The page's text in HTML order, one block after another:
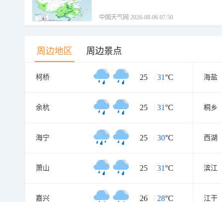
中国天气网 2026-08-06 07:50
周边地区 周边景点
柯桥 25 / 31°C 海盐
余杭 25 / 31°C 桐乡
海宁 25 / 30°C 西湖
萧山 25 / 31°C 滨江
嘉兴 26 / 28°C 江干